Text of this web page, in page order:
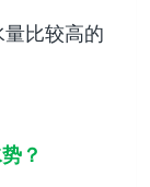
比较高的
？